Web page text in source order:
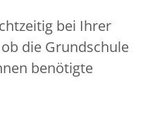
bei Ihrer
die Grundschule
benötigte